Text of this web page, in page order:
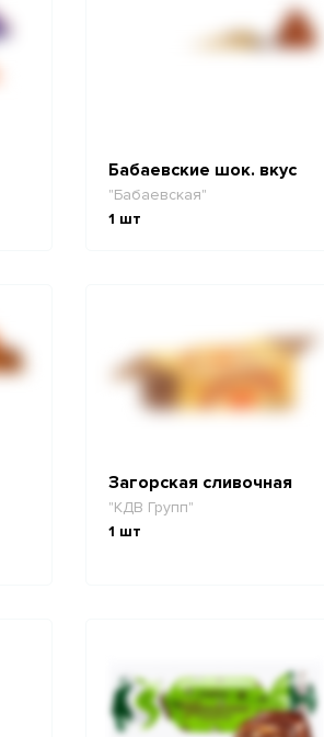
Бабаевские шок. вкус
"Бабаевская"
1 шт
Загорская сливочная
"КДВ Групп"
1 шт